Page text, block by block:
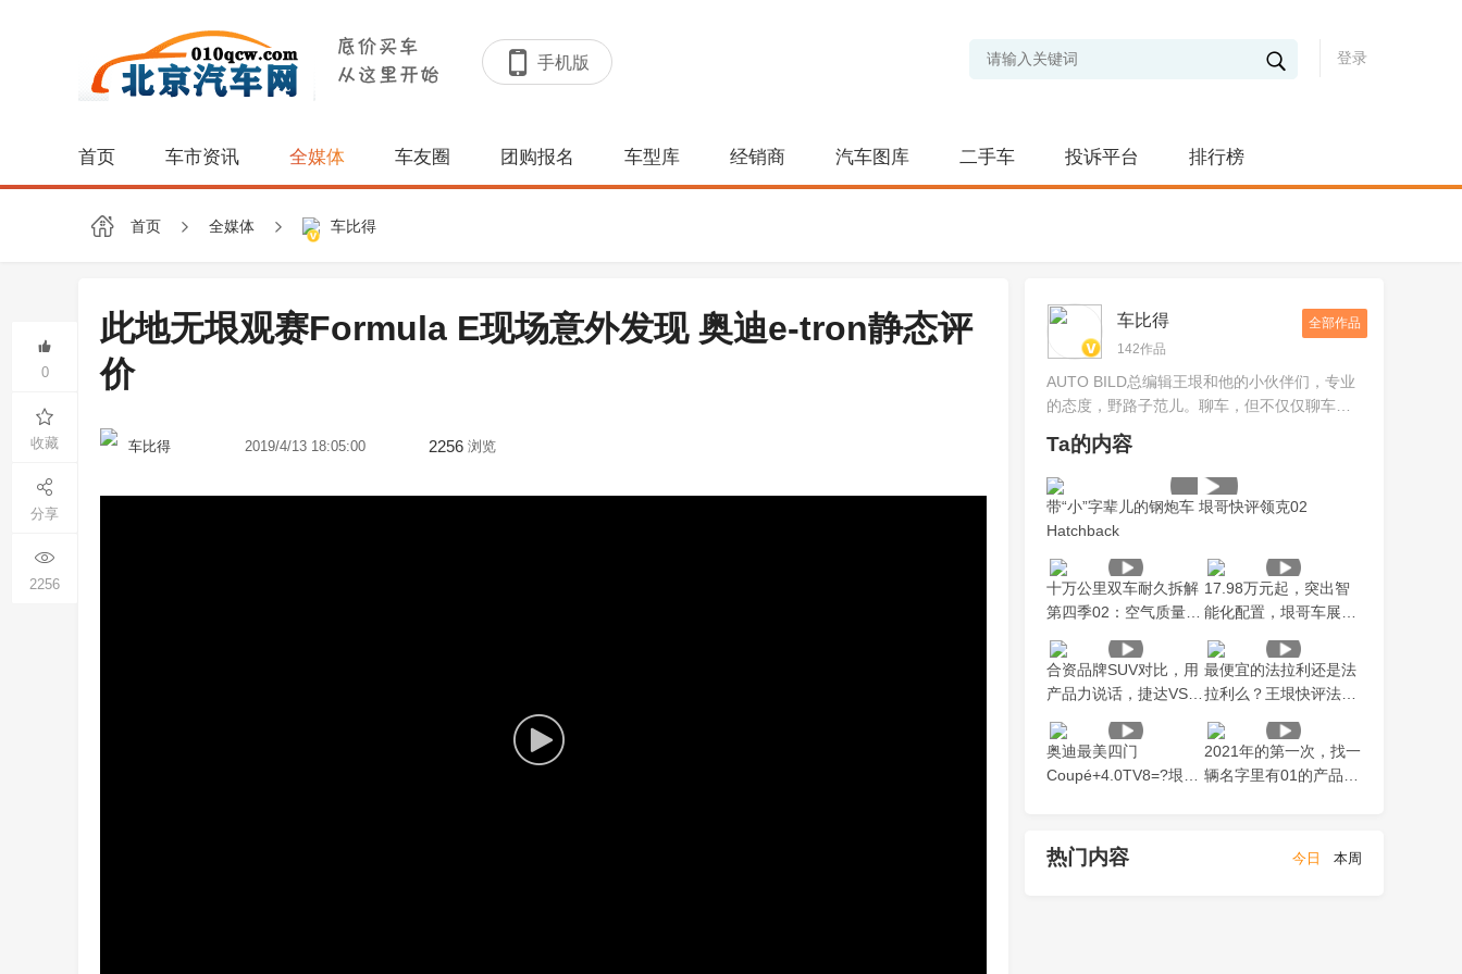
手机版 登录
首页 车市资讯 全媒体 车友圈 团购报名 车型库 经销商 汽车图库 二手车 投诉平台 排行榜
首页 全媒体 车比得
此地无垠观赛Formula E现场意外发现 奥迪e-tron静态评
价
车比得 2019/4/13 18:05:00 2256 浏览
0
收藏
分享
2256
车比得
142作品
全部作品
AUTO BILD总编辑王垠和他的小伙伴们，专业
的态度，野路子范儿。聊车，但不仅仅聊车。
提供时下最新汽车产品试驾视频
Ta的内容
带“小”字辈儿的钢炮车 垠哥快评领克02
Hatchback
十万公里双车耐久拆解
第四季02：空气质量测
试，它的成绩真的差
17.98万元起，突出智
能化配置，垠哥车展现
场解读WEY摩卡
合资品牌SUV对比，用
产品力说话，捷达VS7
对比逍客
最便宜的法拉利还是法
拉利么？王垠快评法拉
利ROMA
奥迪最美四门
Coupé+4.0TV8=?垠哥
2021年的第一次，找一
辆名字里有01的产品，
热门内容 今日 本周